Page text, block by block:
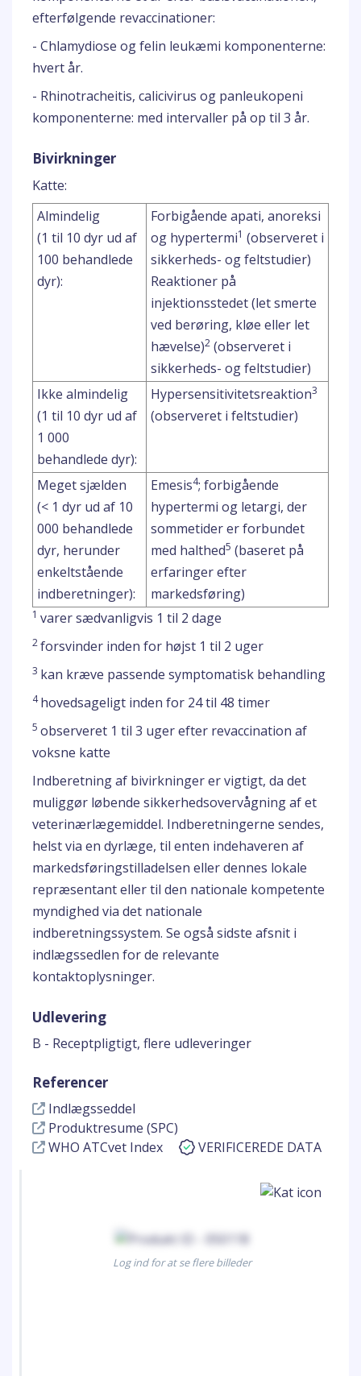
efterfølgende revaccinationer:
- Chlamydiose og felin leukæmi komponenterne:
hvert år.
- Rhinotracheitis, calicivirus og panleukopeni
komponenterne: med intervaller på op til 3 år.
Bivirkninger
Katte:
Almindelig
(1 til 10 dyr ud af
100 behandlede
dyr):
Forbigående apati, anoreksi
og hypertermi1 (observeret i
sikkerheds- og feltstudier)
Reaktioner på
injektionsstedet (let smerte
ved berøring, kløe eller let
hævelse)2 (observeret i
sikkerheds- og feltstudier)
Ikke almindelig
(1 til 10 dyr ud af
1 000
behandlede dyr):
Hypersensitivitetsreaktion3
(observeret i feltstudier)
Meget sjælden
(< 1 dyr ud af 10
000 behandlede
dyr, herunder
enkeltstående
indberetninger):
Emesis4; forbigående
hypertermi og letargi, der
sommetider er forbundet
med halthed5 (baseret på
erfaringer efter
markedsføring)
1 varer sædvanligvis 1 til 2 dage
2forsvinder inden for højst 1 til 2 uger
3 kan kræve passende symptomatisk behandling
4hovedsageligt inden for 24 til 48 timer
5 observeret 1 til 3 uger efter revaccination af
voksne katte
Indberetning af bivirkninger er vigtigt, da det
muliggør løbende sikkerhedsovervågning af et
veterinærlægemiddel. Indberetningerne sendes,
helst via en dyrlæge, til enten indehaveren af
markedsføringstilladelsen eller dennes lokale
repræsentant eller til den nationale kompetente
myndighed via det nationale
indberetningssystem. Se også sidste afsnit i
indlægssedlen for de relevante
kontaktoplysninger.
Udlevering
B - Receptpligtigt, flere udleveringer
Referencer
Indlægsseddel
Produktresume (SPC)
WHO ATCvet Index
VERIFICEREDE DATA
Log ind for at se flere billeder